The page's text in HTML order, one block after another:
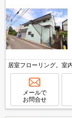
居室フローリング。室
オススメ。
メールで
お問合せ